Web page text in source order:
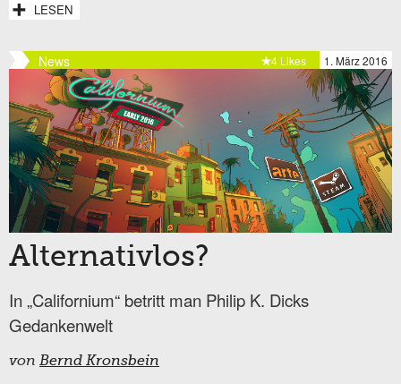
LESEN
News 1. März 2016
4 Likes
Alternativlos?
In „Californium“ betritt man Philip K. Dicks
Gedankenwelt
von Bernd Kronsbein